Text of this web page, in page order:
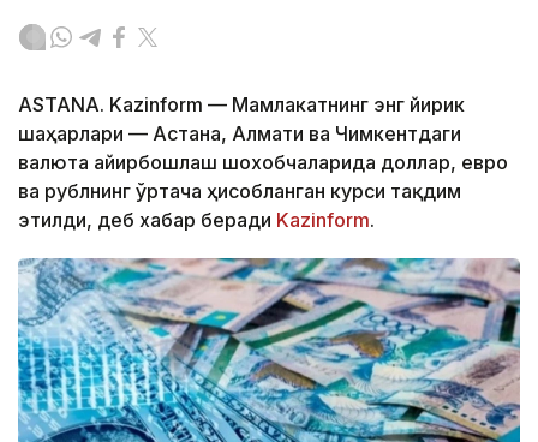
ASTANA. Kazinform — Мамлакатнинг энг йирик
шаҳарлари — Астана, Алмати ва Чимкентдаги
валюта айирбошлаш шохобчаларида доллар, евро
ва рублнинг ўртача ҳисобланган курси тақдим
этилди, деб хабар беради Kazinform.